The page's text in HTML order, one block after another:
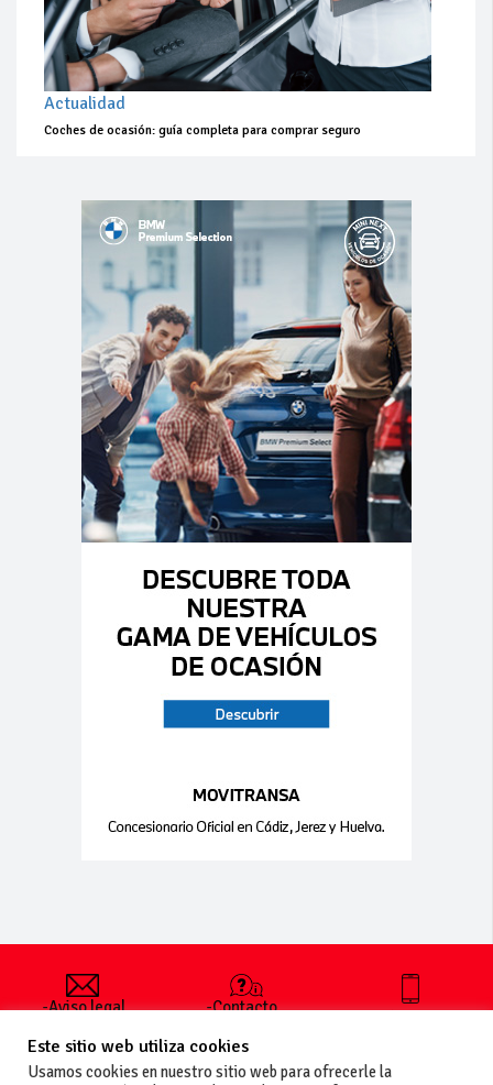
Actualidad
Coches de ocasión: guía completa para comprar seguro
-Aviso legal
generales
de uso
-Contacto
publicar un
anuncio
+34 627 35
Este sitio web utiliza cookies
Usamos cookies en nuestro sitio web para ofrecerle la